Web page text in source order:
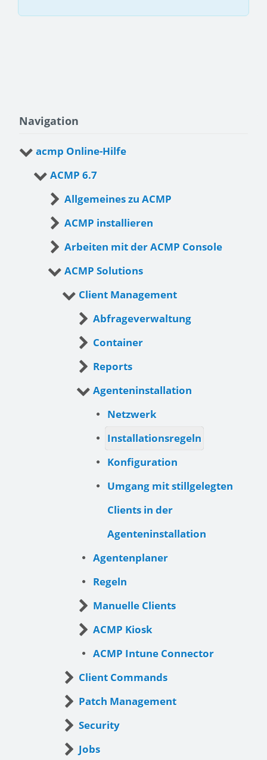
Navigation
acmp Online-Hilfe
ACMP 6.7
Allgemeines zu ACMP
ACMP installieren
Arbeiten mit der ACMP Console
ACMP Solutions
Client Management
Abfrageverwaltung
Container
Reports
Agenteninstallation
Netzwerk
Installationsregeln
Konfiguration
Umgang mit stillgelegten
Clients in der
Agenteninstallation
Agentenplaner
Regeln
Manuelle Clients
ACMP Kiosk
ACMP Intune Connector
Client Commands
Patch Management
Security
Jobs